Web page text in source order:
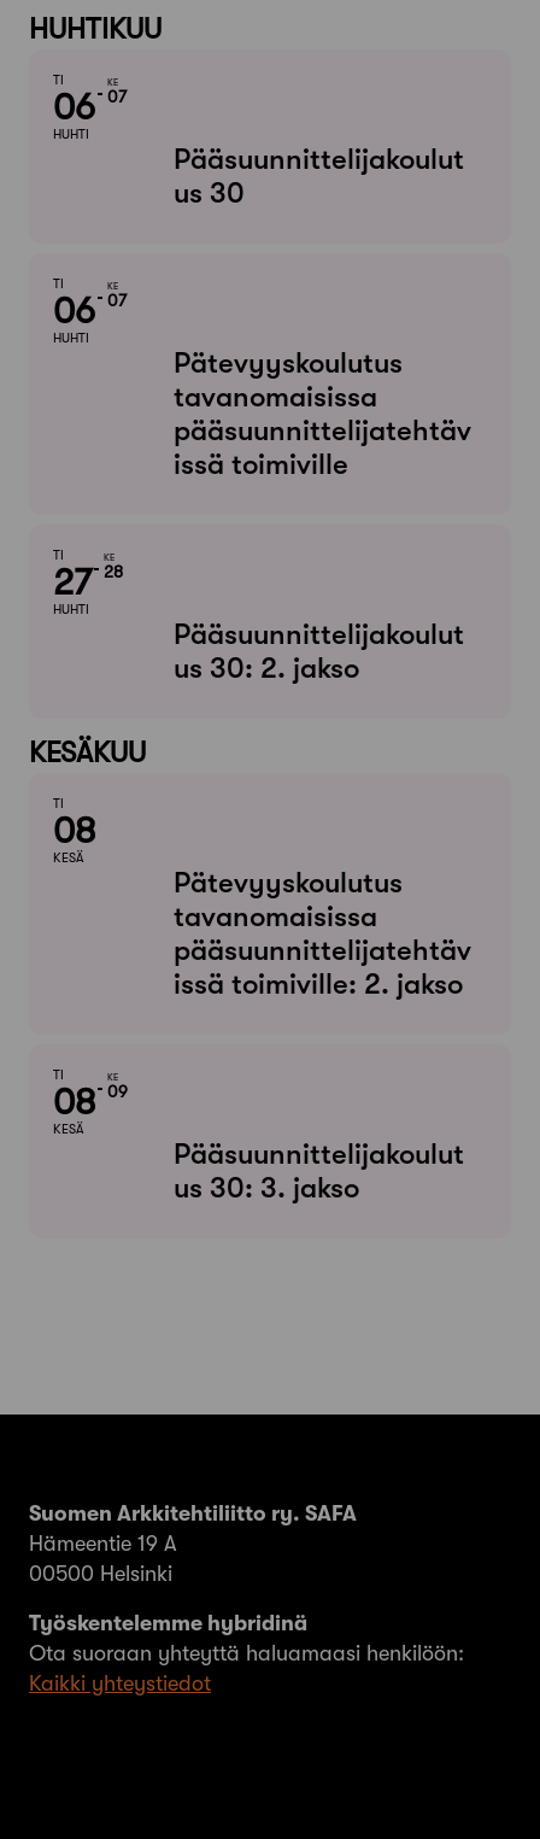
HUHTIKUU
TI
06
HUHTI
KE
07
Pääsuunnittelijakoulut
us 30
TI
06
HUHTI
KE
07
Pätevyyskoulutus
tavanomaisissa
pääsuunnittelijatehtäv
issä toimiville
TI
27
HUHTI
KE
28
Pääsuunnittelijakoulut
us 30: 2. jakso
KESÄKUU
TI
08
KESÄ
Pätevyyskoulutus
tavanomaisissa
pääsuunnittelijatehtäv
issä toimiville: 2. jakso
TI
08
KESÄ
KE
09
Pääsuunnittelijakoulut
us 30: 3. jakso
Suomen Arkkitehtiliitto ry. SAFA
Hämeentie 19 A
00500 Helsinki
Työskentelemme hybridinä
Ota suoraan yhteyttä haluamaasi henkilöön:
Kaikki yhteystiedot